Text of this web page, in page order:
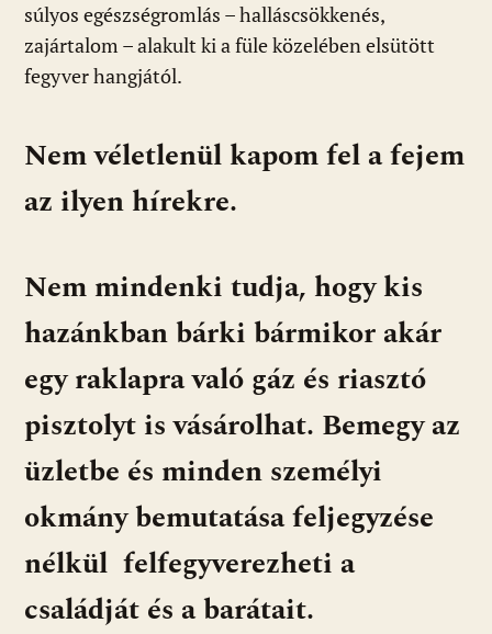
súlyos egészségromlás – halláscsökkenés,
zajártalom – alakult ki a füle közelében elsütött
fegyver hangjától.
Nem véletlenül kapom fel a fejem
az ilyen hírekre.
Nem mindenki tudja, hogy kis
hazánkban bárki bármikor akár
egy raklapra való gáz és riasztó
pisztolyt is vásárolhat. Bemegy az
üzletbe és minden személyi
okmány bemutatása feljegyzése
nélkül felfegyverezheti a
családját és a barátait.